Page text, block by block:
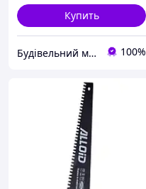
Купить
Будівельний маркет Маяк 100%